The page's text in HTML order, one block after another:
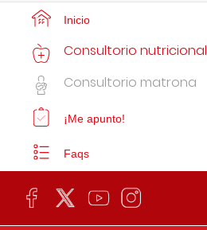
Inicio
Consultorio nutricional
Consultorio matrona
¡Me apunto!
Faqs